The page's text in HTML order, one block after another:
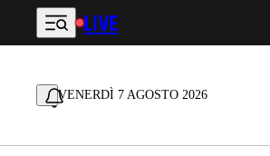
Vai al contenuto principale
LIVE
VENERDÌ 7 AGOSTO 2026